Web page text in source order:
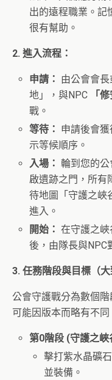
出的遠程職業。記
很有幫助。
2. 進入流程：
申請： 由公會會
地」，與NPC
「修
戰。
等待： 申請後會
示等候順序。
入場： 輪到您的
啟遺跡之門，所有
待地圖「守護之峽
進入。
開始： 在守護之
後，由隊長與NPC
3. 任務階段與目標（大
公會守護戰分為數個
可能因版本而略有不同
第0階段 (守護之峽
擊打紫水晶礦
並裝備。